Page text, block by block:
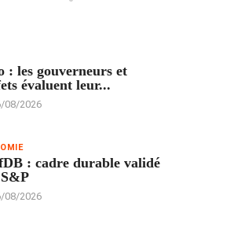
: les gouverneurs et
évaluent leur...
08/2026
: cadre durable validé
08/2026